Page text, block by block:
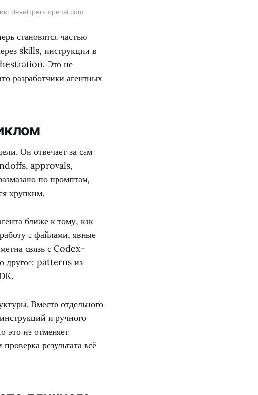
developers.openai.com
становятся частью
skills, инструкции в
Это не
разработчики агентных
Он отвечает за сам
approvals,
по промптам,
хрупким.
ближе к тому, как
с файлами, явные
связь с Codex-
другое: patterns из
Вместо отдельного
и ручного
это не отменяет
результата всё